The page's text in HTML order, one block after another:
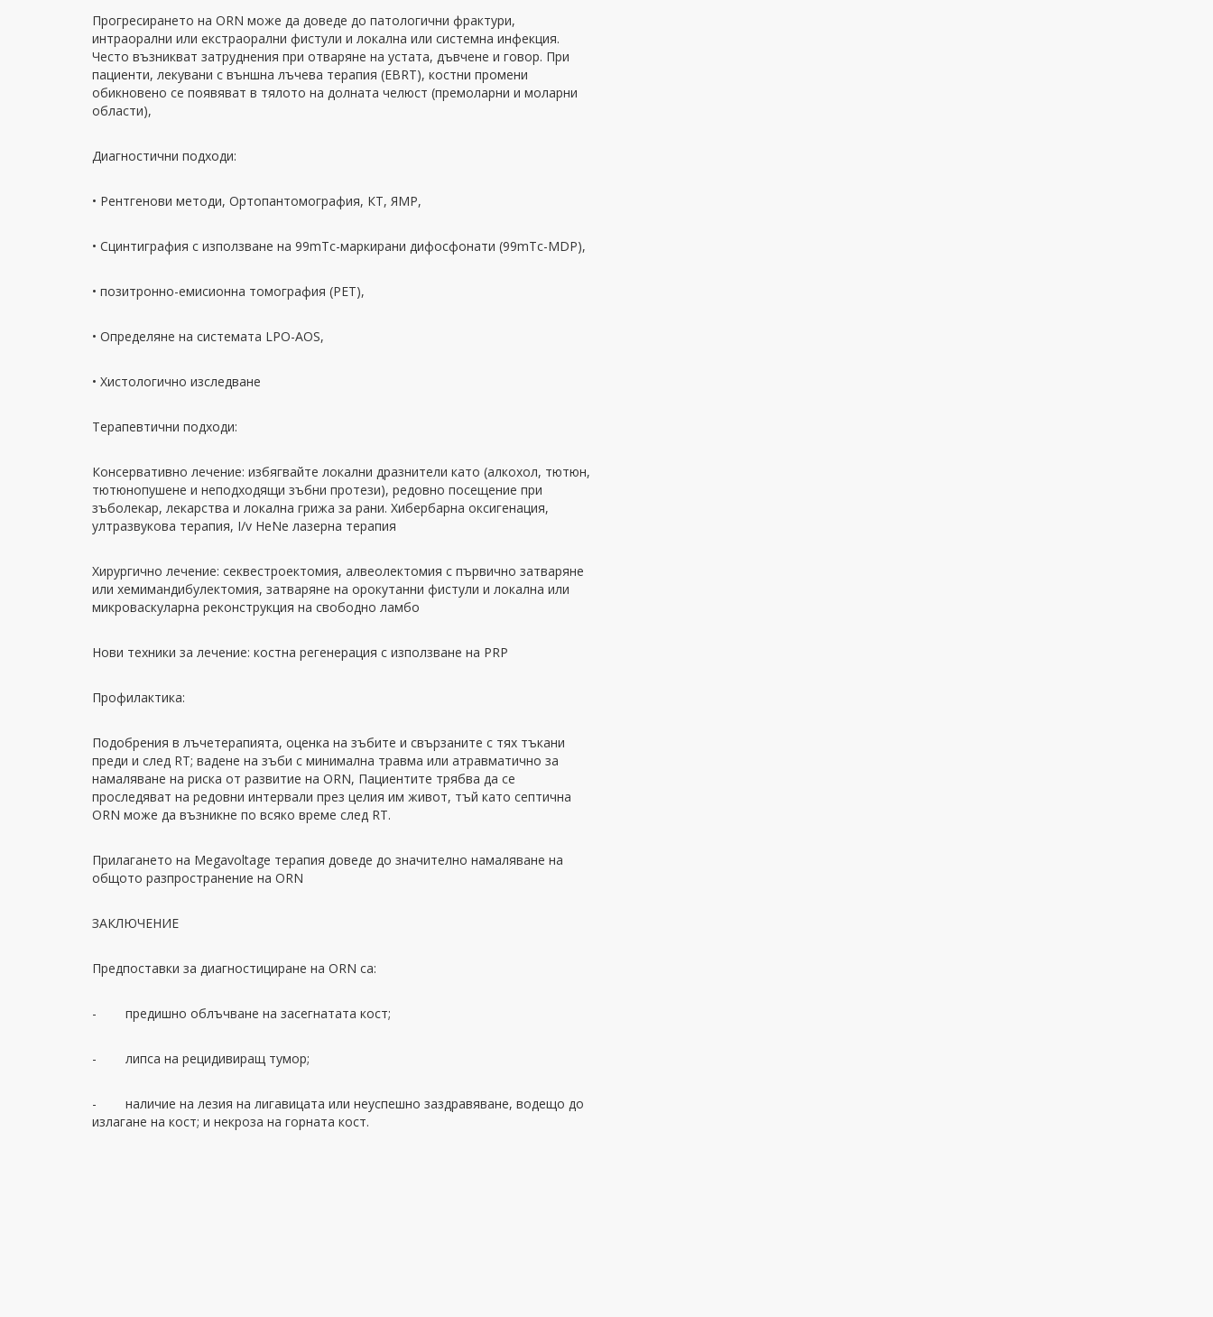
Прогресирането на ORN може да доведе до патологични фрактури,
интраорални или екстраорални фистули и локална или системна инфекция.
Често възникват затруднения при отваряне на устата, дъвчене и говор. При
пациенти, лекувани с външна лъчева терапия (EBRT), костни промени
обикновено се появяват в тялото на долната челюст (премоларни и моларни
области),
Диагностични подходи:
• Рентгенови методи, Ортопантомография, КТ, ЯМР,
• Сцинтиграфия с използване на 99mTc-маркирани дифосфонати (99mTc-MDP),
• позитронно-емисионна томография (PET),
• Определяне на системата LPO-AOS,
• Хистологично изследване
Терапевтични подходи:
Консервативно лечение: избягвайте локални дразнители като (алкохол, тютюн,
тютюнопушене и неподходящи зъбни протези), редовно посещение при
зъболекар, лекарства и локална грижа за рани. Хибербарна оксигенация,
ултразвукова терапия, I/v HeNe лазерна терапия
Хирургично лечение: секвестроектомия, алвеолектомия с първично затваряне
или хемимандибулектомия, затваряне на орокутанни фистули и локална или
микроваскуларна реконструкция на свободно ламбо
Нови техники за лечение: костна регенерация с използване на PRP
Профилактика:
Подобрения в лъчетерапията, оценка на зъбите и свързаните с тях тъкани
преди и след RT; вадене на зъби с минимална травма или атравматично за
намаляване на риска от развитие на ORN, Пациентите трябва да се
проследяват на редовни интервали през целия им живот, тъй като септична
ORN може да възникне по всяко време след RT.
Прилагането на Megavoltage терапия доведе до значително намаляване на
общото разпространение на ORN
ЗАКЛЮЧЕНИЕ
Предпоставки за диагностициране на ORN са:
- предишно облъчване на засегнатата кост;
- липса на рецидивиращ тумор;
- наличие на лезия на лигавицата или неуспешно заздравяване, водещо до
излагане на кост; и некроза на горната кост.